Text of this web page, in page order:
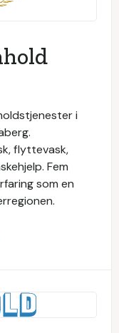
i
flyttevask,
Fem
som en